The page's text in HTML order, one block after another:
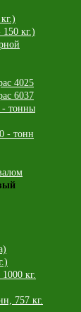
кг.)
4025
6037
- тонны
- тонн
кг.
757 кг.